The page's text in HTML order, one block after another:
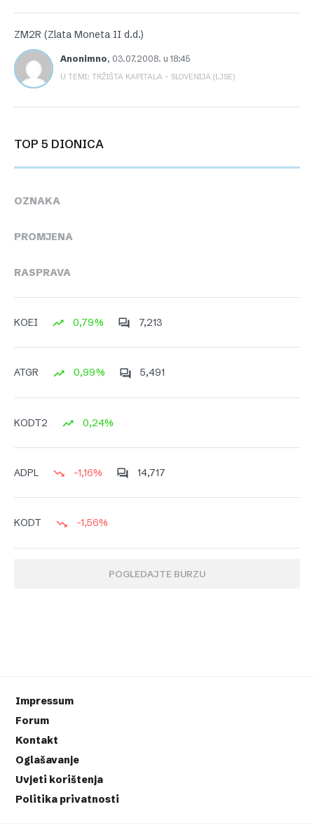
ZM2R (Zlata Moneta II d.d.)
Anonimno, 03.07.2008. u 18:45
U TEMI: TRŽIŠTA KAPITALA – SLOVENIJA (LJSE)
TOP 5 DIONICA
OZNAKA
PROMJENA
RASPRAVA
KOEI 0,79% 7,213
ATGR 0,99% 5,491
KODT2 0,24%
ADPL -1,16% 14,717
KODT -1,56%
POGLEDAJTE BURZU
Impressum
Forum
Kontakt
Oglašavanje
Uvjeti korištenja
Politika privatnosti